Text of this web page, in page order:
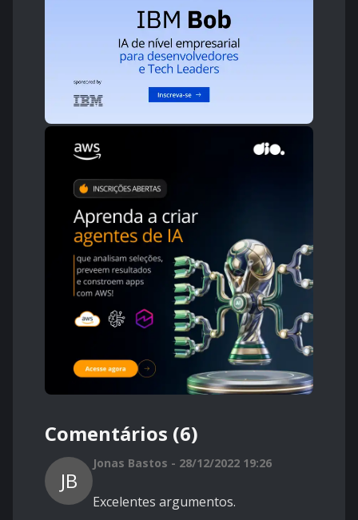
Comentários (6)
JB
Jonas Bastos - 28/12/2022 19:26
Excelentes argumentos.